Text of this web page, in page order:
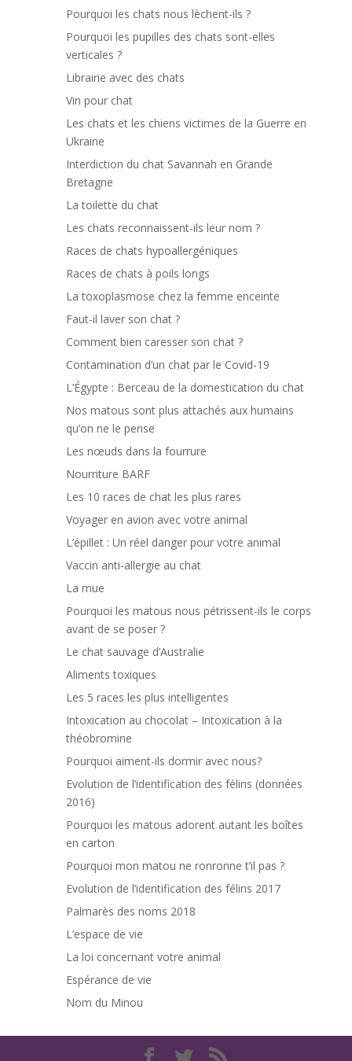
Pourquoi les chats nous lèchent-ils ?
Pourquoi les pupilles des chats sont-elles
verticales ?
Librairie avec des chats
Vin pour chat
Les chats et les chiens victimes de la Guerre en
Ukraine
Interdiction du chat Savannah en Grande
Bretagne
La toilette du chat
Les chats reconnaissent-ils leur nom ?
Races de chats hypoallergéniques
Races de chats à poils longs
La toxoplasmose chez la femme enceinte
Faut-il laver son chat ?
Comment bien caresser son chat ?
Contamination d’un chat par le Covid-19
L’Égypte : Berceau de la domestication du chat
Nos matous sont plus attachés aux humains
qu’on ne le pense
Les nœuds dans la fourrure
Nourriture BARF
Les 10 races de chat les plus rares
Voyager en avion avec votre animal
L’épillet : Un réel danger pour votre animal
Vaccin anti-allergie au chat
La mue
Pourquoi les matous nous pétrissent-ils le corps
avant de se poser ?
Le chat sauvage d’Australie
Aliments toxiques
Les 5 races les plus intelligentes
Intoxication au chocolat – Intoxication à la
théobromine
Pourquoi aiment-ils dormir avec nous?
Evolution de l’identification des félins (données
2016)
Pourquoi les matous adorent autant les boîtes
en carton
Pourquoi mon matou ne ronronne t’il pas ?
Evolution de l’identification des félins 2017
Palmarès des noms 2018
L’espace de vie
La loi concernant votre animal
Espérance de vie
Nom du Minou